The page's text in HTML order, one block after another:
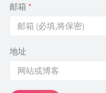
邮箱 *
地址